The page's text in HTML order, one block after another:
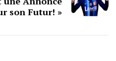
son Futur! »